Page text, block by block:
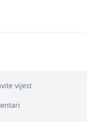
vijest